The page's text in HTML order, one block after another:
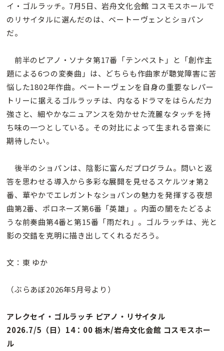
イ・ゴルラッチ。7月5日、岩舟文化会館 コスモスホールで
のリサイタルに選んだのは、ベートーヴェンとショパン
だ。
前半のピアノ・ソナタ第17番「テンペスト」と「創作主
題による6つの変奏曲」は、どちらも作曲家が聴覚障害に苦
悩した1802年作曲。ベートーヴェンを自身の重要なレパー
トリーに据えるゴルラッチは、内なるドラマをはらんだ力
強さと、細やかなニュアンスを効かせた流麗なタッチを持
ち味の一つとしている。その対比によって生まれる音楽に
期待したい。
後半のショパンは、陰影に富んだプログラム。問いと返
答を思わせる導入から多彩な展開を見せるスケルツォ第2
番、華やかでエレガントなショパンの魅力を発揮する夜想
曲第2番、ポロネーズ第6番「英雄」。内面の闇をたどるよ
うな前奏曲第4番と第15番「雨だれ」。ゴルラッチは、光と
影の交錯を克明に描き出してくれるだろう。
文：東 ゆか
（ぶらあぼ2026年5月号より）
アレクセイ・ゴルラッチ ピアノ・リサイタル
2026.7/5（日）14：00 栃木/岩舟文化会館 コスモスホー
ル